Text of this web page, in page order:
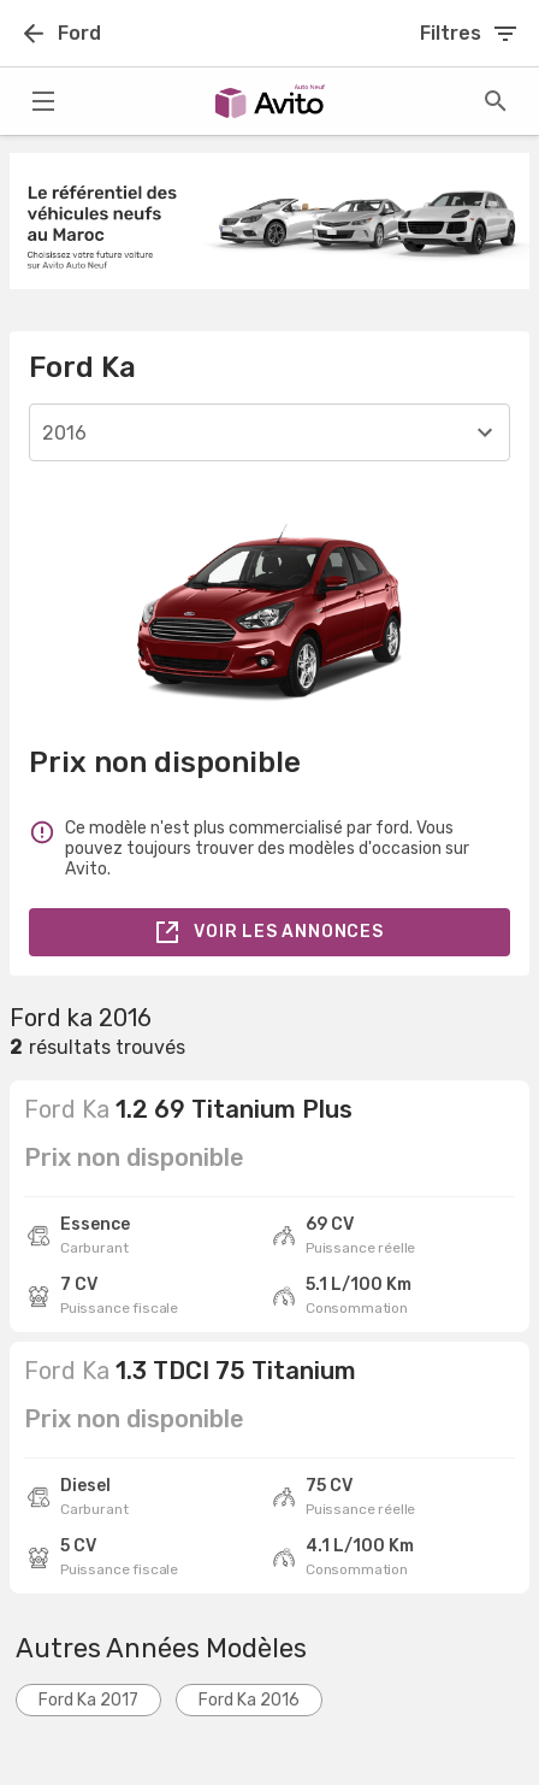
Ford Filtres
Ford Ka
2016
Prix non disponible
Ce modèle n'est plus commercialisé par ford. Vous
pouvez toujours trouver des modèles d'occasion sur
Avito.
VOIR LES ANNONCES
Ford ka 2016
2 résultats trouvés
Ford Ka 1.2 69 Titanium Plus
Prix non disponible
Essence
Carburant
69 CV
Puissance réelle
7 CV
Puissance fiscale
5.1 L/100 Km
Consommation
Ford Ka 1.3 TDCI 75 Titanium
Prix non disponible
Diesel
Carburant
75 CV
Puissance réelle
5 CV
Puissance fiscale
4.1 L/100 Km
Consommation
Autres Années Modèles
Ford Ka 2017 Ford Ka 2016